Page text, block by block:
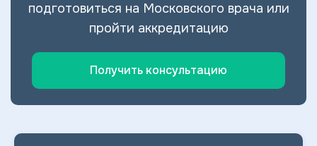
подготовиться на Московского врача или
пройти аккредитацию
Получить консультацию